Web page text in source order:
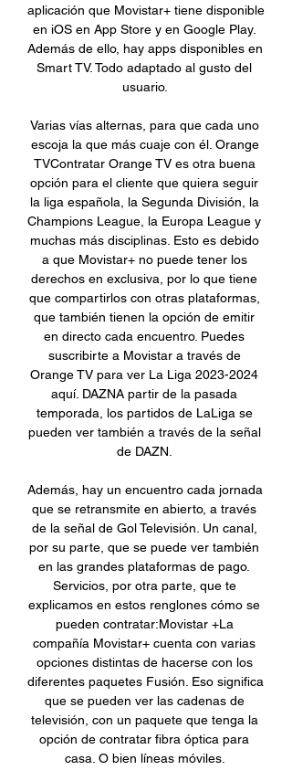
aplicación que Movistar+ tiene disponible
en iOS en App Store y en Google Play.
Además de ello, hay apps disponibles en
Smart TV. Todo adaptado al gusto del
usuario.
Varias vías alternas, para que cada uno
escoja la que más cuaje con él. Orange
TVContratar Orange TV es otra buena
opción para el cliente que quiera seguir
la liga española, la Segunda División, la
Champions League, la Europa League y
muchas más disciplinas. Esto es debido
a que Movistar+ no puede tener los
derechos en exclusiva, por lo que tiene
que compartirlos con otras plataformas,
que también tienen la opción de emitir
en directo cada encuentro. Puedes
suscribirte a Movistar a través de
Orange TV para ver La Liga 2023-2024
aquí. DAZNA partir de la pasada
temporada, los partidos de LaLiga se
pueden ver también a través de la señal
de DAZN.
Además, hay un encuentro cada jornada
que se retransmite en abierto, a través
de la señal de Gol Televisión. Un canal,
por su parte, que se puede ver también
en las grandes plataformas de pago.
Servicios, por otra parte, que te
explicamos en estos renglones cómo se
pueden contratar:Movistar +La
compañía Movistar+ cuenta con varias
opciones distintas de hacerse con los
diferentes paquetes Fusión. Eso significa
que se pueden ver las cadenas de
televisión, con un paquete que tenga la
opción de contratar fibra óptica para
casa. O bien líneas móviles.